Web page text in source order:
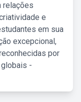
relações
e
em sua
excepcional,
por
-